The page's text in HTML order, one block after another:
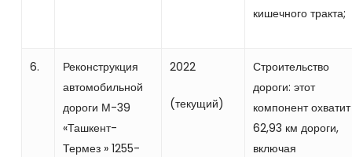
кишечного тракта;
6.
Реконструкция
автомобильной
дороги М-39
«Ташкент-
Термез » 1255-
2022
(текущий)
Строительство
дороги: этот
компонент охватит
62,93 км дороги,
включая